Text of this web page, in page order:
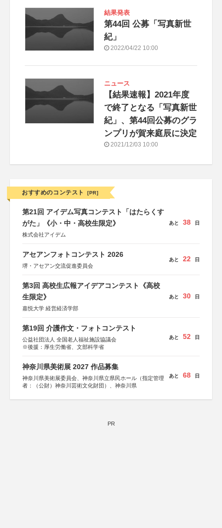
結果発表
第44回 公募「写真新世
紀」
2022/04/22 10:00
ニュース
【結果速報】2021年度
で終了となる「写真新世
紀」、第44回公募のグラ
ンプリが賀来庭辰に決定
2021/12/03 10:00
おすすめのコンテスト [PR]
第21回 アイデム写真コンテスト「はたらくす
がた」《小・中・高校生限定》
株式会社アイデム
あと 38 日
アセアンフォトコンテスト 2026
堺・アセアン交流促進委員会
あと 22 日
第3回 高校生広報アイデアコンテスト《高校
生限定》
嘉悦大学 経営経済学部
あと 30 日
第19回 介護作文・フォトコンテスト
公益社団法人 全国老人福祉施設協議会
※後援：厚生労働省、文部科学省
あと 52 日
神奈川県美術展 2027 作品募集
神奈川県美術展委員会、神奈川県立県民ホール（指定管理
者：（公財）神奈川芸術文化財団）、神奈川県
あと 68 日
PR